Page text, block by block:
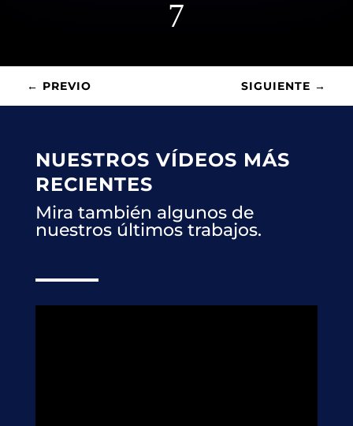
7
← PREVIO SIGUIENTE →
NUESTROS VÍDEOS MÁS
RECIENTES
Mira también algunos de
nuestros últimos trabajos.